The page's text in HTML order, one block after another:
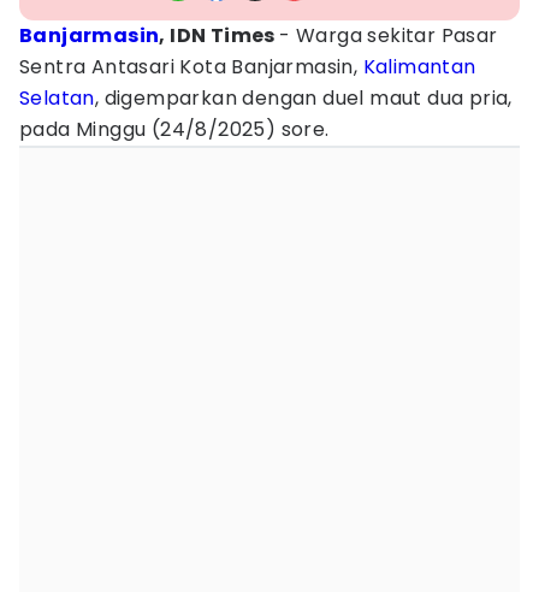
Banjarmasin, IDN Times - Warga sekitar Pasar
Sentra Antasari Kota Banjarmasin, Kalimantan
Selatan, digemparkan dengan duel maut dua pria,
pada Minggu (24/8/2025) sore.